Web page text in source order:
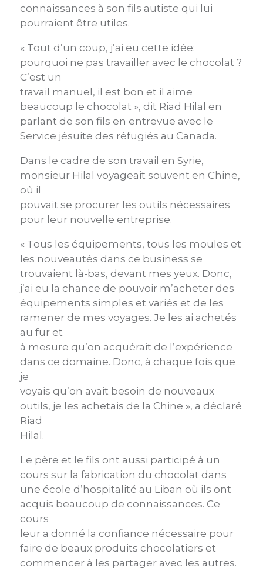
connaissances à son fils autiste qui lui
pourraient être utiles.
« Tout d’un coup, j’ai eu cette idée:
pourquoi ne pas travailler avec le chocolat ?
C’est un
travail manuel, il est bon et il aime
beaucoup le chocolat », dit Riad Hilal en
parlant de son fils en entrevue avec le
Service jésuite des réfugiés au Canada.
Dans le cadre de son travail en Syrie,
monsieur Hilal voyageait souvent en Chine,
où il
pouvait se procurer les outils nécessaires
pour leur nouvelle entreprise.
« Tous les équipements, tous les moules et
les nouveautés dans ce business se
trouvaient là-bas, devant mes yeux. Donc,
j’ai eu la chance de pouvoir m’acheter des
équipements simples et variés et de les
ramener de mes voyages. Je les ai achetés
au fur et
à mesure qu’on acquérait de l’expérience
dans ce domaine. Donc, à chaque fois que
je
voyais qu’on avait besoin de nouveaux
outils, je les achetais de la Chine », a déclaré
Riad
Hilal.
Le père et le fils ont aussi participé à un
cours sur la fabrication du chocolat dans
une école d’hospitalité au Liban où ils ont
acquis beaucoup de connaissances. Ce
cours
leur a donné la confiance nécessaire pour
faire de beaux produits chocolatiers et
commencer à les partager avec les autres.